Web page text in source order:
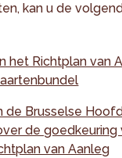
kan u de
het Richtplan van
de Brusselse
de
van Aanleg